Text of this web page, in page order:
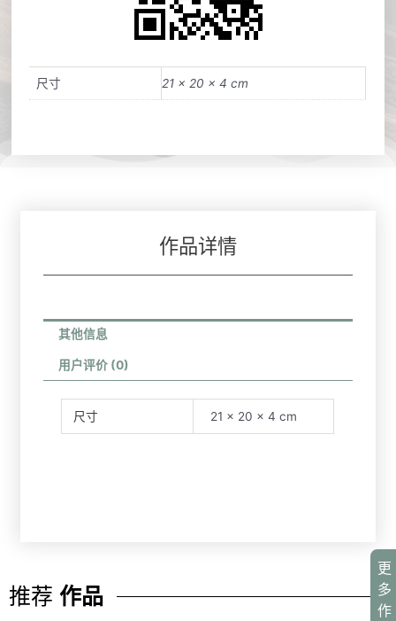
尺寸 21 × 20 × 4 cm
更
多
作
作品详情
其他信息
用户评价 (0)
尺寸 21 × 20 × 4 cm
推荐 作品